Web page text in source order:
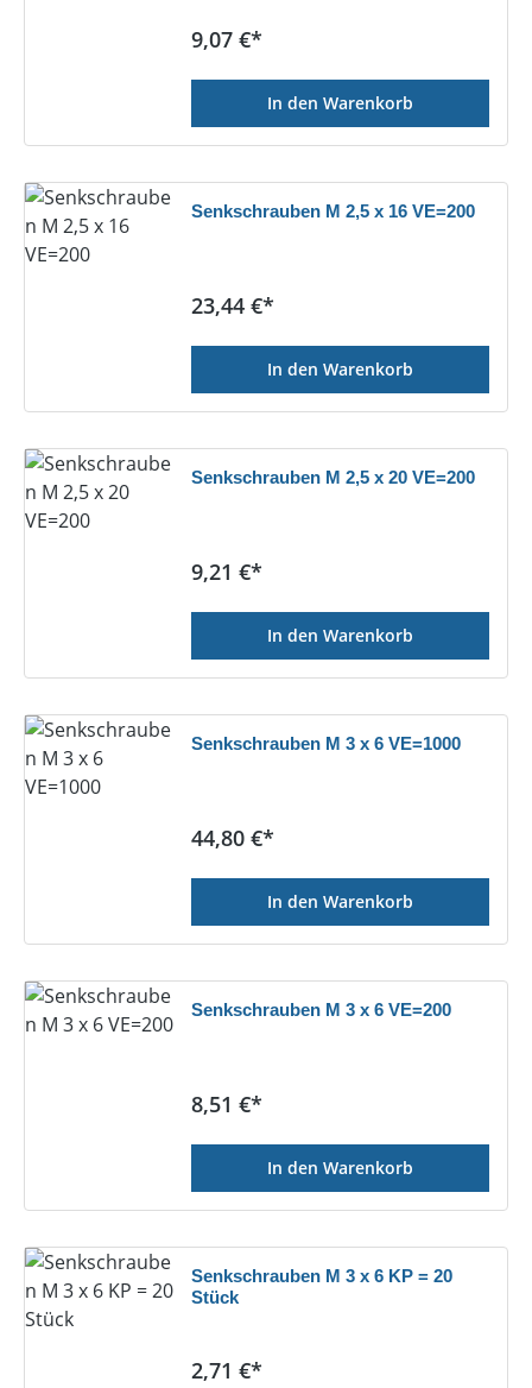
Regulärer Preis:
9,07 €*
In den Warenkorb
Senkschrauben M 2,5 x 16 VE=200
Regulärer Preis:
23,44 €*
In den Warenkorb
Senkschrauben M 2,5 x 20 VE=200
Regulärer Preis:
9,21 €*
In den Warenkorb
Senkschrauben M 3 x 6 VE=1000
Regulärer Preis:
44,80 €*
In den Warenkorb
Senkschrauben M 3 x 6 VE=200
Regulärer Preis:
8,51 €*
In den Warenkorb
Senkschrauben M 3 x 6 KP = 20
Stück
Regulärer Preis:
2,71 €*